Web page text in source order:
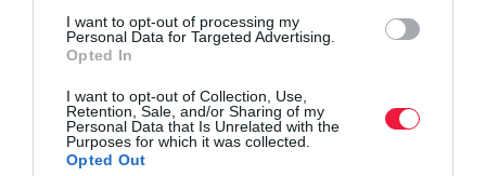
I want to opt-out of processing my
Personal Data for Targeted Advertising.
Opted In
I want to opt-out of Collection, Use,
Retention, Sale, and/or Sharing of my
Personal Data that Is Unrelated with the
Purposes for which it was collected.
Opted Out
Olvasd el ezt is!
Nők 40-nel mennél nyugdíjba? Vannak buktatói